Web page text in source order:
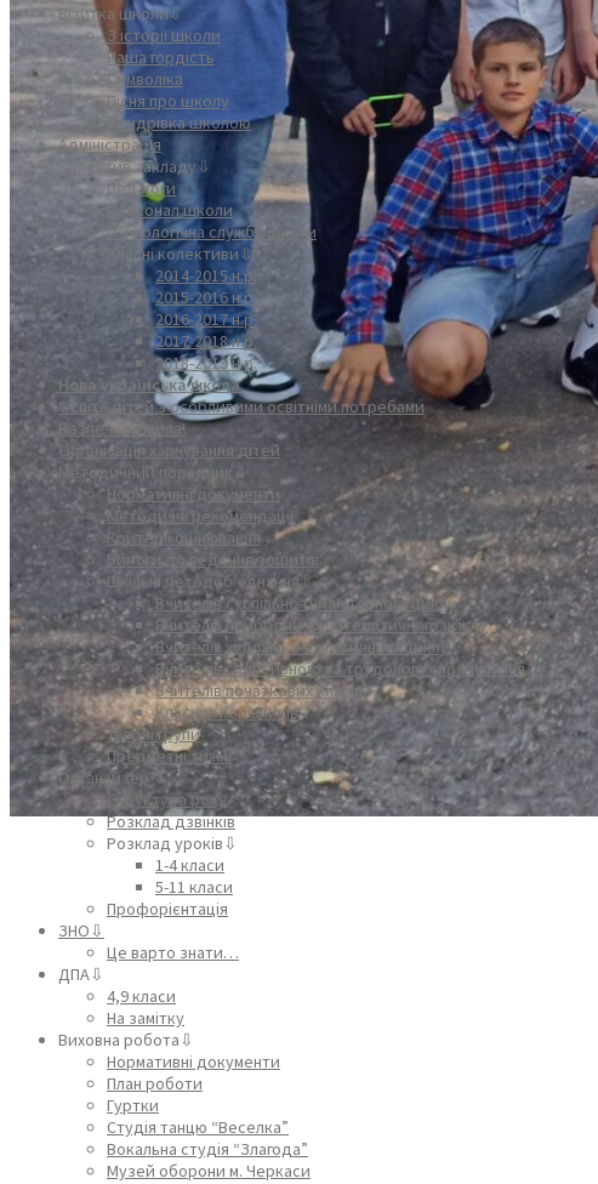
Візитка школи⇩
З історії школи
Наша гордість
Символіка
Пісня про школу
Мандрівка школою
Адміністрація
Колектив закладу⇩
Педагоги
Персонал школи
Психологічна служба школи
Класні колективи⇩
2014-2015 н.р.
2015-2016 н.р.
2016-2017 н.р.
2017-2018 н.р.
2018-2019 н.р.
Нова українська школа
Освіта дітей з особливими освітніми потребами
Безпечна школа!
Організація харчування дітей
Методичний порадник⇩
Нормативні документи
Методичні рекомендації
Критерії оцінювання
Вимоги до ведення зошитів
Шкільні методоб’єднання⇩
Вчителів суспільно-гуманітарного циклу
Вчителів природничо-математичного циклу
Вчителів художньо-естетичного циклу
Вчителів спортивного та трудового спрямування
Вчителів початкових класів
Класних керівників
Творчі групи
Предметні тижні
Органайзер ⇩
Структура року
Розклад дзвінків
Розклад уроків⇩
1-4 класи
5-11 класи
Профорієнтація
ЗНО⇩
Це варто знати…
ДПА⇩
4,9 класи
На замітку
Виховна робота⇩
Нормативні документи
План роботи
Гуртки
Студія танцю “Веселка”
Вокальна студія “Злагода”
Музей оборони м. Черкаси